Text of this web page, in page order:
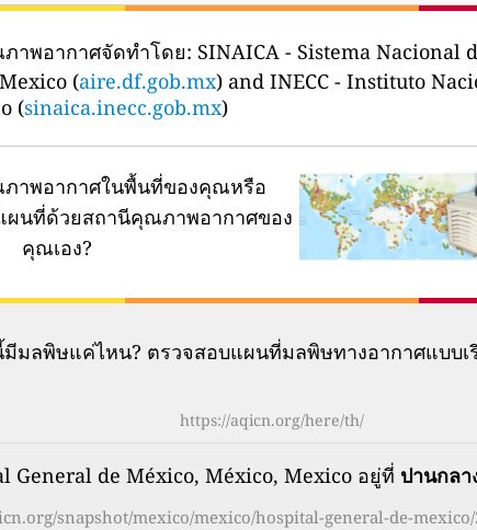
าพอากาศจัดทำโดย: SINAICA - Sistema
(aire.df.gob.mx) and INECC - Instituto
(sinaica.inecc.gob.mx)
าพอากาศในพื้นที่ของคุณหรือ
ผนที่ด้วยสถานีคุณภาพอากาศของ
คุณเอง?
มลพิษแค่ไหน? ตรวจสอบแผนที่มลพิษทางอากาศแบบเ
https://aqicn.org/here/th/
General de México, México, Mexico อยู่ที่ ปานกลา
snapshot/mexico/mexico/hospital-general-de-mexico/